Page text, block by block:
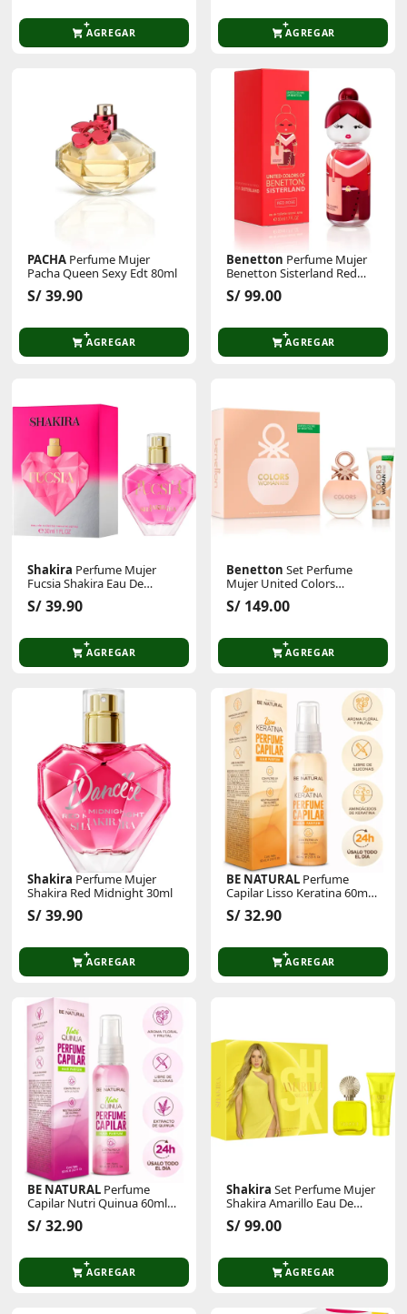
AGREGAR AGREGAR
PACHA Perfume Mujer
Pacha Queen Sexy Edt 80ml
S/ 39.90
AGREGAR
Benetton Perfume Mujer
Benetton Sisterland Red
Rose 50ml
S/ 99.00
AGREGAR
Shakira Perfume Mujer
Fucsia Shakira Eau De
Parfum 30 Ml
S/ 39.90
AGREGAR
Benetton Set Perfume
Mujer United Colors
Woman Rose Eau De
Toilette 80 Ml + Body Lotion
S/ 149.00
AGREGAR
Shakira Perfume Mujer
Shakira Red Midnight 30ml
S/ 39.90
AGREGAR
BE NATURAL Perfume
Capilar Lisso Keratina 60ml
Be Natural
S/ 32.90
AGREGAR
BE NATURAL Perfume
Capilar Nutri Quinua 60ml
S/ 32.90
AGREGAR
Shakira Set Perfume Mujer
Shakira Amarillo Eau De
75ml
S/ 99.00
AGREGAR